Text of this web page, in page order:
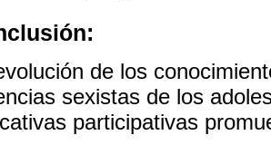
de los
sexistas de los
participativas